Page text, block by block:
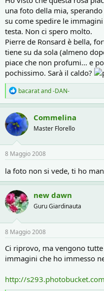
s
c
u
s
s
i
n
e
i
o
una foto della mia,
su come spedire le
testa. Non ci spero molto.
Pierre de Ronsard è bella,
tiene su da sola (almeno
piace che non profumi... e
pochissimo. Sarà il caldo?
R
e
a
c
t
i
o
n
s
:
bacaratand-DAN-
Commelina
Master Florello
8 Maggio 2008
la foto non si vede, ti ho
new dawn
Guru Giardinauta
8 Maggio 2008
Ci riprovo, ma vengono
immagini che ho immesso
http://